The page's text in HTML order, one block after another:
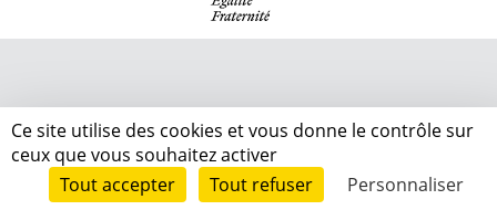
Ce site utilise des cookies et vous donne le contrôle sur
ceux que vous souhaitez activer
Tout accepter
Tout refuser Personnaliser